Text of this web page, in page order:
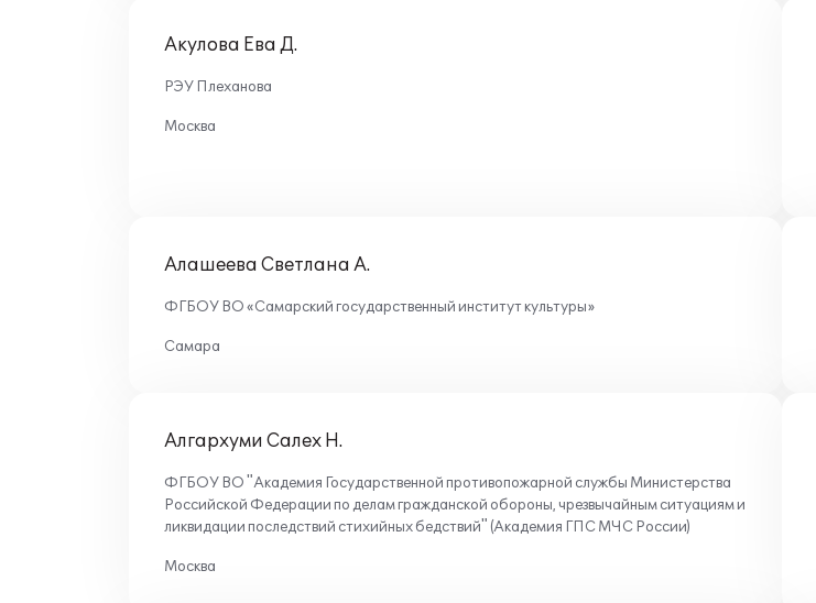
Акулова Ева Д.
РЭУ Плеханова
Москва
Алашеева Светлана А.
ФГБОУ ВО «Самарский государственный институт культуры»
Самара
Алгархуми Салех Н.
ФГБОУ ВО "Академия Государственной противопожарной службы Министерства
Российской Федерации по делам гражданской обороны, чрезвычайным ситуациям и
ликвидации последствий стихийных бедствий" (Академия ГПС МЧС России)
Москва